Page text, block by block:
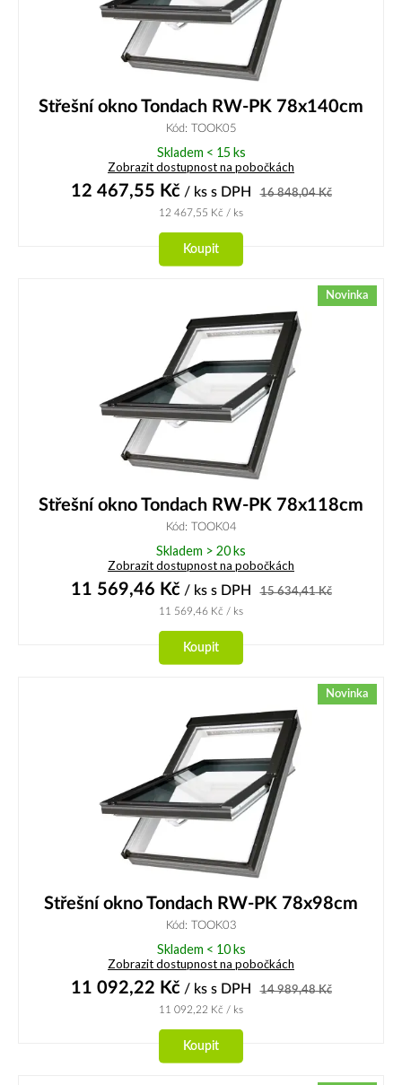
Střešní okno Tondach RW-PK 78x140cm
Kód: TOOK05
Skladem < 15 ks
Zobrazit dostupnost na pobočkách
12 467,55 Kč/ ks s DPH 16 848,04Kč
12 467,55 Kč / ks
Koupit
Novinka
Střešní okno Tondach RW-PK 78x118cm
Kód: TOOK04
Skladem > 20 ks
Zobrazit dostupnost na pobočkách
11 569,46 Kč/ ks s DPH 15 634,41Kč
11 569,46 Kč / ks
Koupit
Novinka
Střešní okno Tondach RW-PK 78x98cm
Kód: TOOK03
Skladem < 10 ks
Zobrazit dostupnost na pobočkách
11 092,22 Kč/ ks s DPH 14 989,48Kč
11 092,22 Kč / ks
Koupit